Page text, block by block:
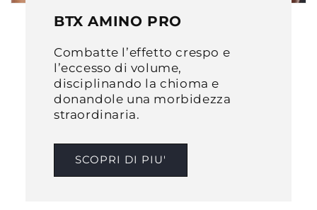
BTX AMINO PRO
Combatte l’effetto crespo e
l’eccesso di volume,
disciplinando la chioma e
donandole una morbidezza
straordinaria.
SCOPRI DI PIU'